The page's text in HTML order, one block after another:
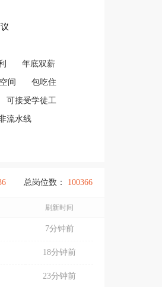
年底双薪
间 包吃住
可接受学徒工
流水线
总岗位数： 100366
刷新时间
7分钟前
18分钟前
23分钟前